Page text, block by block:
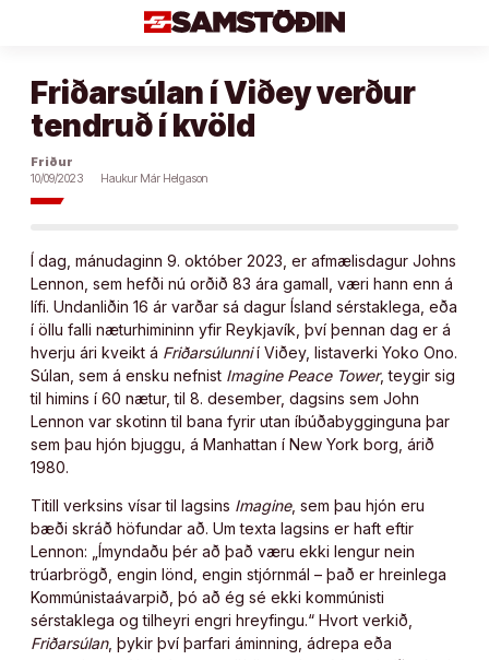
Friðarsúlan í Viðey verður
tendruð í kvöld
Friður
10/09/2023
Haukur Már Helgason
Í dag, mánudaginn 9. október 2023, er afmælisdagur Johns
Lennon, sem hefði nú orðið 83 ára gamall, væri hann enn á
lífi. Undanliðin 16 ár varðar sá dagur Ísland sérstaklega, eða
í öllu falli næturhimininn yfir Reykjavík, því þennan dag er á
hverju ári kveikt á Friðarsúlunnií Viðey, listaverki Yoko Ono.
Súlan, sem á ensku nefnist Imagine Peace Tower, teygir sig
til himins í 60 nætur, til 8. desember, dagsins sem John
Lennon var skotinn til bana fyrir utan íbúðabygginguna þar
sem þau hjón bjuggu, á Manhattan í New York borg, árið
1980.
Titill verksins vísar til lagsins Imagine, sem þau hjón eru
bæði skráð höfundar að. Um texta lagsins er haft eftir
Lennon: „Ímyndaðu þér að það væru ekki lengur nein
trúarbrögð, engin lönd, engin stjórnmál – það er hreinlega
Kommúnistaávarpið, þó að ég sé ekki kommúnisti
sérstaklega og tilheyri engri hreyfingu.“ Hvort verkið,
Friðarsúlan, þykir því þarfari áminning, ádrepa eða